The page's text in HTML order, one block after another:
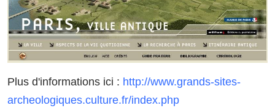
Plus d'informations ici : http://www.grands-sites-
archeologiques.culture.fr/index.php